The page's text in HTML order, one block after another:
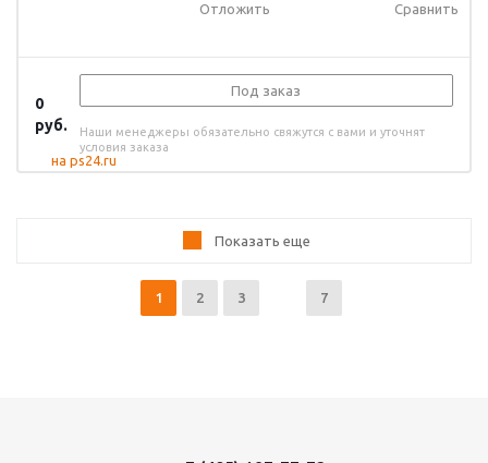
Отложить Сравнить
0
руб.
Под заказ
Наши менеджеры обязательно свяжутся с вами и уточнят
условия заказа
Показать еще
1 2 3 7